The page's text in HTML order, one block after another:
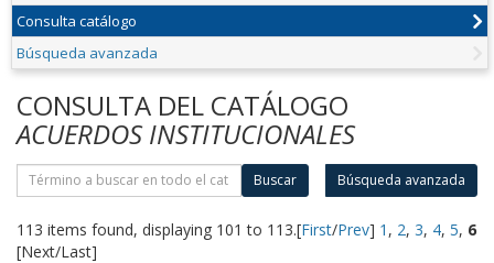
Consulta catálogo
Búsqueda avanzada
CONSULTA DEL CATÁLOGO
ACUERDOS INSTITUCIONALES
Buscar Búsqueda avanzada
113 items found, displaying 101 to 113.[First/Prev] 1 , 2, 3, 4, 5, 6
[Next/Last]